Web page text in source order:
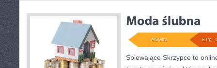
STY -
ADMIN
Śpiewające Skrzypce to